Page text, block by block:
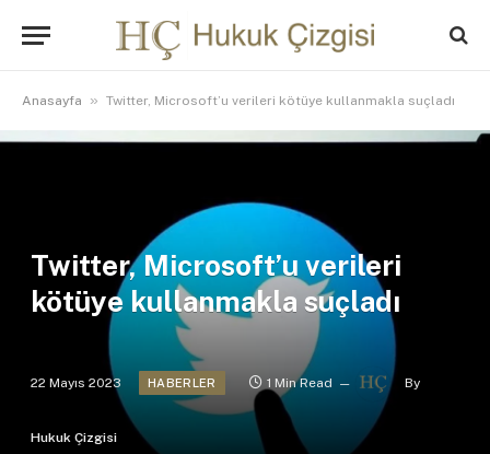
Anasayfa » Twitter, Microsoft’u verileri kötüye kullanmakla suçladı
Twitter, Microsoft’u verileri
kötüye kullanmakla suçladı
22 Mayıs 2023 HABERLER 1 Min Read By
Hukuk Çizgisi